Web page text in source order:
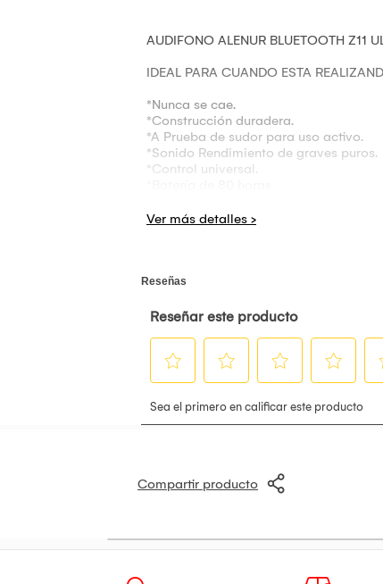
AUDIFONO ALENUR BLUETOOTH Z11
IDEAL PARA CUANDO ESTA
*Nunca se cae.
*Construcción duradera.
*A Prueba de sudor para uso activo.
*Sonido Rendimiento de graves puros.
*Control universal.
*FM
Compartir producto